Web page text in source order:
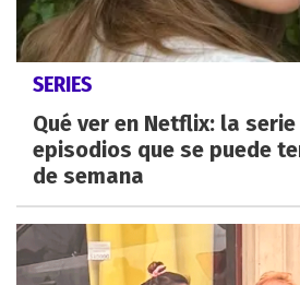
SERIES
Qué ver en Netflix: la
episodios que se puede
de semana